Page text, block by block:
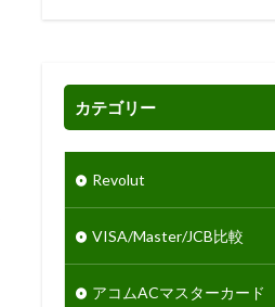
カテゴリー
Revolut
VISA/Master/JCB比較
アコムACマスターカード